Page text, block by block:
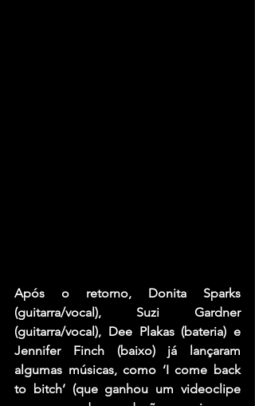
Após o retorno, Donita Sparks
(guitarra/vocal), Suzi Gardner
(guitarra/vocal), Dee Plakas (bateria) e
Jennifer Finch (baixo) já lançaram
algumas músicas, como ‘I come back
to bitch’ (que ganhou um videoclipe